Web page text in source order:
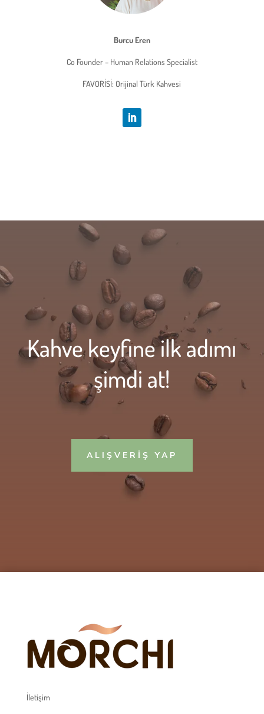
Burcu Eren
Co Founder – Human Relations Specialist
FAVORİSİ: Orijinal Türk Kahvesi
Kahve keyfine ilk adımı
şimdi at!
ALIŞVERİŞ YAP
İletişim